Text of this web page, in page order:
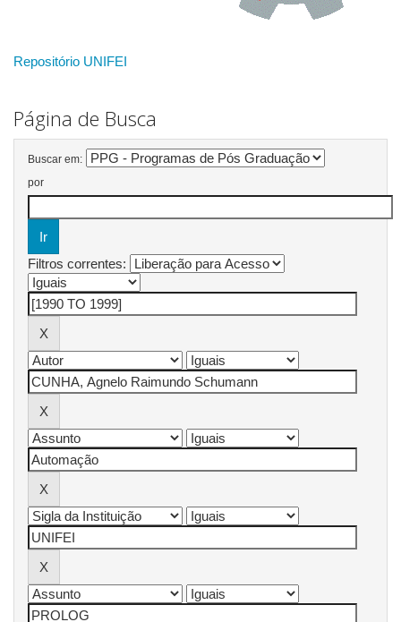
Repositório UNIFEI
Página de Busca
Buscar em:
por
Filtros correntes: